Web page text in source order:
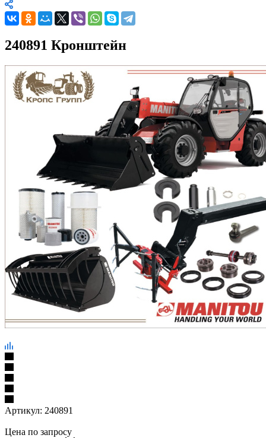
240891 Кронштейн
Артикул: 240891
Цена по запросу